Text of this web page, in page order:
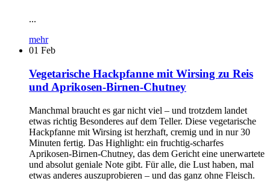
...
mehr
01 Feb
Vegetarische Hackpfanne mit Wirsing zu Reis
und Aprikosen-Birnen-Chutney
Manchmal braucht es gar nicht viel – und trotzdem landet
etwas richtig Besonderes auf dem Teller. Diese vegetarische
Hackpfanne mit Wirsing ist herzhaft, cremig und in nur 30
Minuten fertig. Das Highlight: ein fruchtig-scharfes
Aprikosen-Birnen-Chutney, das dem Gericht eine unerwartete
und absolut geniale Note gibt. Für alle, die Lust haben, mal
etwas anderes auszuprobieren – und das ganz ohne Fleisch.